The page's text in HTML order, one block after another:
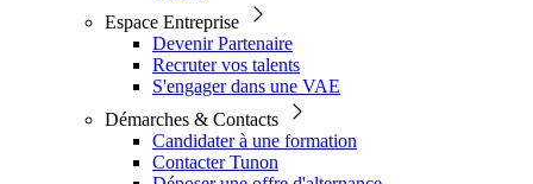
Espace Entreprise
Devenir Partenaire
Recruter vos talents
S'engager dans une VAE
Démarches & Contacts
Candidater à une formation
Contacter Tunon